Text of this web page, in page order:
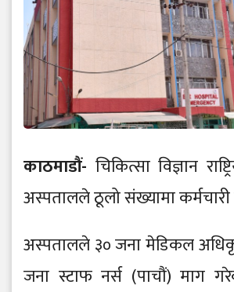
काठमाडौं- चिकित्सा विज्ञान
अस्पतालले ठूलो संख्यामा
अस्पतालले ३० जना मेडिकल
जना स्टाफ नर्स (पाचौं) माग